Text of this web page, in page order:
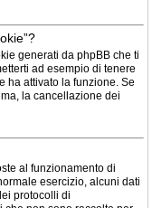
generati da phpBB che ti
ad esempio di tenere
ha attivato la funzione. Se
la cancellazione dei
al funzionamento di
esercizio, alcuni dati
protocolli di